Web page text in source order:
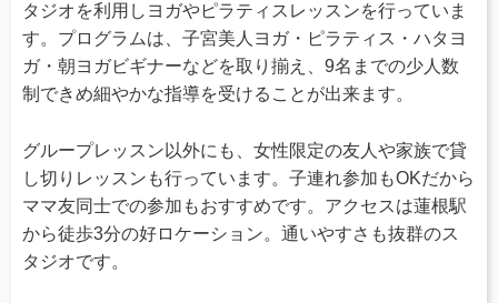
タジオを利用しヨガやピラティスレッスンを行っていま
す。プログラムは、子宮美人ヨガ・ピラティス・ハタヨ
ガ・朝ヨガビギナーなどを取り揃え、9名までの少人数
制できめ細やかな指導を受けることが出来ます。
グループレッスン以外にも、女性限定の友人や家族で貸
し切りレッスンも行っています。子連れ参加もOKだから
ママ友同士での参加もおすすめです。アクセスは蓮根駅
から徒歩3分の好ロケーション。通いやすさも抜群のス
タジオです。